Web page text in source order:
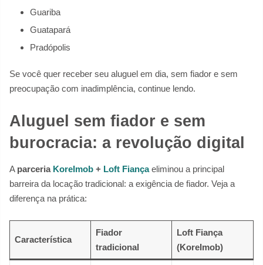
Guariba
Guatapará
Pradópolis
Se você quer receber seu aluguel em dia, sem fiador e sem
preocupação com inadimplência, continue lendo.
Aluguel sem fiador e sem
burocracia: a revolução digital
A parceria KoreImob + Loft Fiançaeliminou a principal
barreira da locação tradicional: a exigência de fiador. Veja a
diferença na prática:
Característica
Fiador
tradicional
Loft Fiança
(KoreImob)